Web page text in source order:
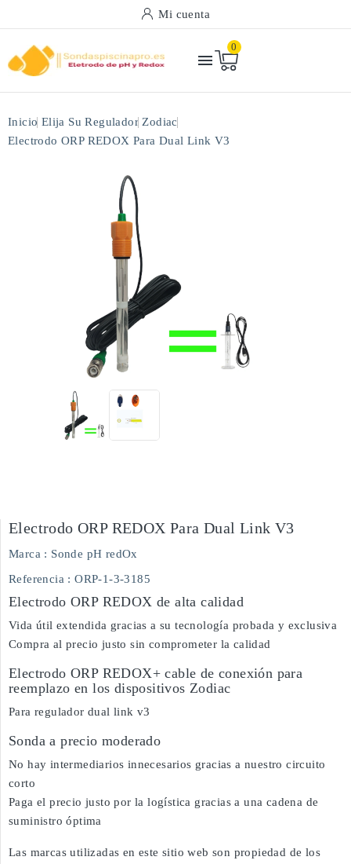
Mi cuenta

0
Inicio Elija Su Regulador Zodiac
Electrodo ORP REDOX Para Dual Link V3
Electrodo ORP REDOX Para Dual Link V3
Marca : Sonde pH redOx
Referencia : ORP-1-3-3185
Electrodo ORP REDOX de alta calidad
Vida útil extendida gracias a su tecnología probada y exclusiva
Compra al precio justo sin comprometer la calidad
Electrodo ORP REDOX+ cable de conexión para
reemplazo en los dispositivos Zodiac
Para regulador dual link v3
Sonda a precio moderado
No hay intermediarios innecesarios gracias a nuestro circuito
corto
Paga el precio justo por la logística gracias a una cadena de
suministro óptima
Las marcas utilizadas en este sitio web son propiedad de los